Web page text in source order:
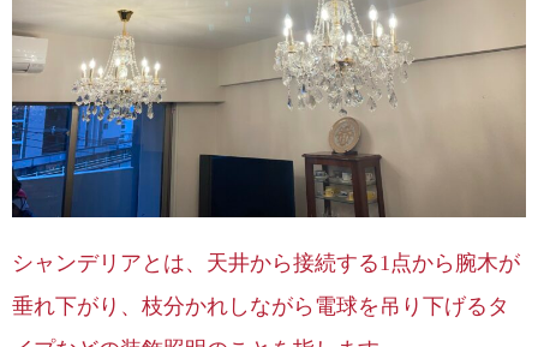
シャンデリアとは、天井から接続する1点から腕木が
垂れ下がり、枝分かれしながら電球を吊り下げるタ